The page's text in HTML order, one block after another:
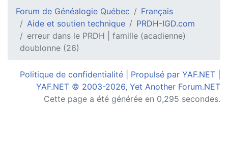
Forum de Généalogie Québec
Français
Aide et soutien technique
PRDH-IGD.com
erreur dans le PRDH | famille (acadienne)
doublonne (26)
Politique de confidentialité Propulsé par YAF.NET
YAF.NET © 2003-2026, Yet Another Forum.NET
Cette page a été générée en 0,295 secondes.